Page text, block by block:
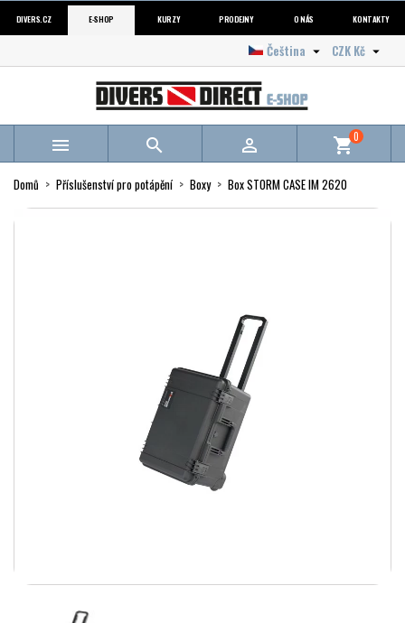
DIVERS.CZ E-SHOP KURZY PRODEJNY O NÁS KONTAKTY
CZK Kč 
Čeština 
   shopping_cart0
Domů Příslušenství pro potápění Boxy Box STORM CASE IM 2620